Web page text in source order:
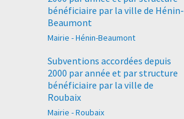
bénéficiaire par la ville de Hénin-
Beaumont
Mairie - Hénin-Beaumont
Subventions accordées depuis
2000 par année et par structure
bénéficiaire par la ville de
Roubaix
Mairie - Roubaix